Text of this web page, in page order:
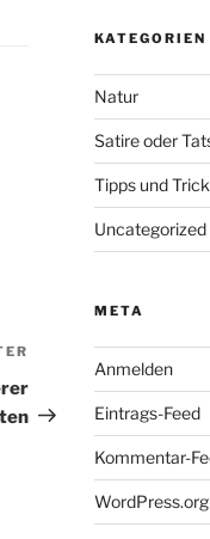
Nächster
Beitrag
KATEGORIEN
Natur
Satire oder
Tipps und
Uncategorized
META
Anmelden
Eintrags-Feed
Kommentar-
WordPress.org